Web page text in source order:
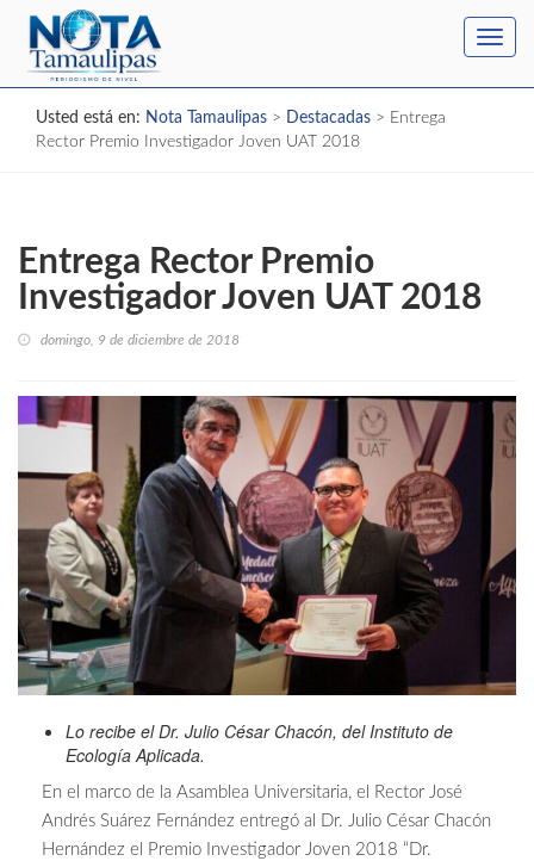
Usted está en: Nota Tamaulipas > Destacadas > Entrega
Rector Premio Investigador Joven UAT 2018
Entrega Rector Premio
Investigador Joven UAT 2018
domingo, 9 de diciembre de 2018
Lo recibe el Dr. Julio César Chacón, del Instituto de
Ecología Aplicada.
En el marco de la Asamblea Universitaria, el Rector José
Andrés Suárez Fernández entregó al Dr. Julio César Chacón
Hernández el Premio Investigador Joven 2018 “Dr.